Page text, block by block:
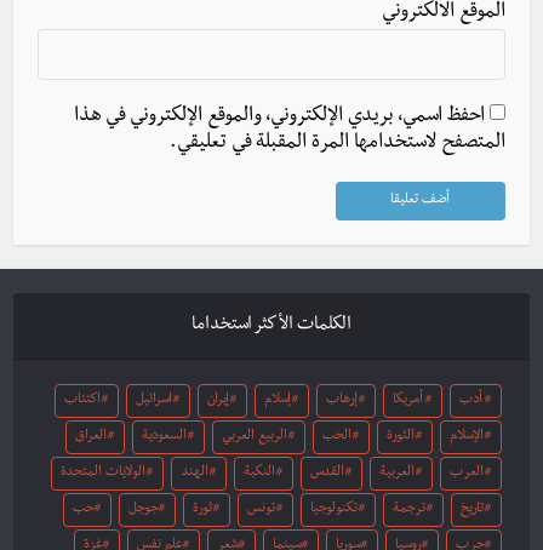
الموقع الالكتروني
احفظ اسمي، بريدي الإلكتروني، والموقع الإلكتروني في هذا
المتصفح لاستخدامها المرة المقبلة في تعليقي.
الكلمات الأكثر استخداما
أدب أمريكا إرهاب إسلام إيران اسرائيل اكتئاب
الإسلام الثورة الحب الربيع العربي السعودية العراق
العرب العربية القدس النكبة الهند الولايات المتحدة
تاريخ ترجمة تكنولوجيا تونس ثورة جوجل حب
حرب روسيا سوريا سينما شعر علم نفس غزة